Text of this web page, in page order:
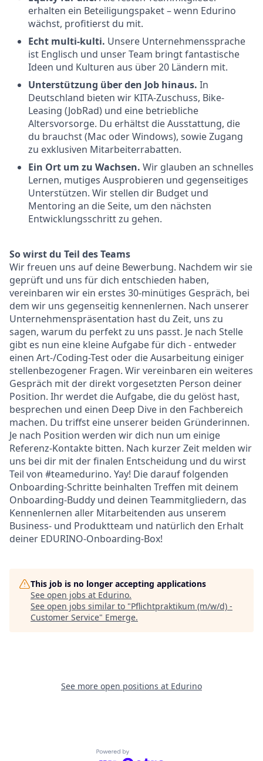
erhalten ein Beteiligungspaket – wenn Edurino
wächst, profitierst du mit.
Echt multi-kulti. Unsere Unternehmenssprache
ist Englisch und unser Team bringt fantastische
Ideen und Kulturen aus über 20 Ländern mit.
Unterstützung über den Job hinaus. In
Deutschland bieten wir KITA-Zuschuss, Bike-
Leasing (JobRad) und eine betriebliche
Altersvorsorge. Du erhältst die Ausstattung, die
du brauchst (Mac oder Windows), sowie Zugang
zu exklusiven Mitarbeiterrabatten.
Ein Ort um zu Wachsen. Wir glauben an schnelles
Lernen, mutiges Ausprobieren und gegenseitiges
Unterstützen. Wir stellen dir Budget und
Mentoring an die Seite, um den nächsten
Entwicklungsschritt zu gehen.
So wirst du Teil des Teams
Wir freuen uns auf deine Bewerbung. Nachdem wir sie
geprüft und uns für dich entschieden haben,
vereinbaren wir ein erstes 30-minütiges Gespräch, bei
dem wir uns gegenseitig kennenlernen. Nach unserer
Unternehmenspräsentation hast du Zeit, uns zu
sagen, warum du perfekt zu uns passt. Je nach Stelle
gibt es nun eine kleine Aufgabe für dich - entweder
einen Art-/Coding-Test oder die Ausarbeitung einiger
stellenbezogener Fragen. Wir vereinbaren ein weiteres
Gespräch mit der direkt vorgesetzten Person deiner
Position. Ihr werdet die Aufgabe, die du gelöst hast,
besprechen und einen Deep Dive in den Fachbereich
machen. Du triffst eine unserer beiden Gründerinnen.
Je nach Position werden wir dich nun um einige
Referenz-Kontakte bitten. Nach kurzer Zeit melden wir
uns bei dir mit der finalen Entscheidung und du wirst
Teil von #teamedurino. Yay! Die darauf folgenden
Onboarding-Schritte beinhalten Treffen mit deinem
Onboarding-Buddy und deinen Teammitgliedern, das
Kennenlernen aller Mitarbeitenden aus unserem
Business- und Produktteam und natürlich den Erhalt
deiner EDURINO-Onboarding-Box!
This job is no longer accepting applications
See open jobs at Edurino.
See open jobs similar to "Pflichtpraktikum (m/w/d) -
Customer Service" Emerge.
See more open positions at Edurino
Powered by Getro.com